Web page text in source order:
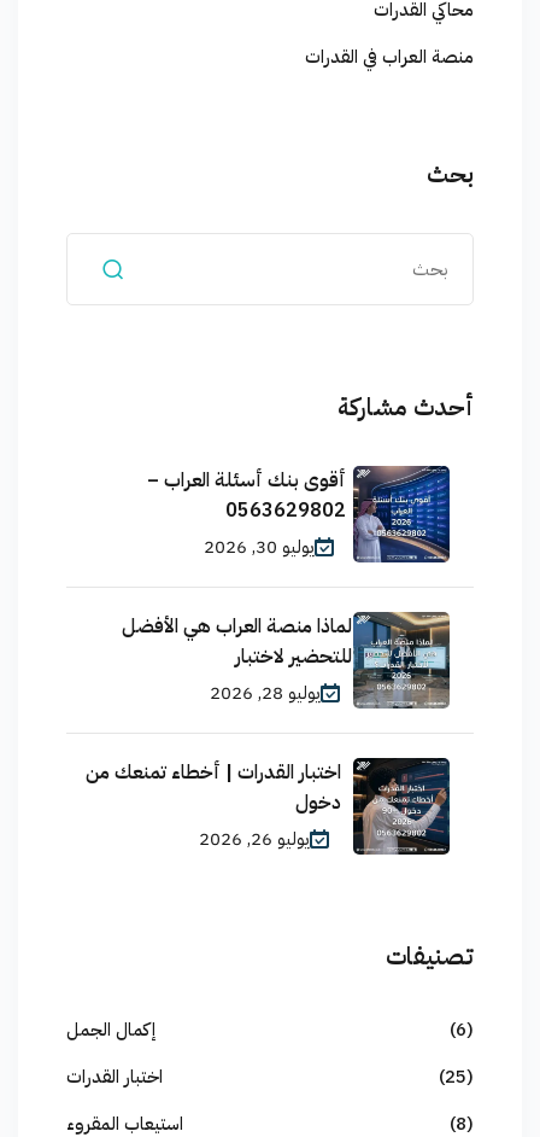
محاكي القدرات
منصة العراب في القدرات
بحث
أحدث مشاركة
أقوى بنك أسئلة العراب –
0563629802
يوليو 30, 2026
لماذا منصة العراب هي الأفضل
للتحضير لاختبار
يوليو 28, 2026
اختبار القدرات | أخطاء تمنعك من
دخول
يوليو 26, 2026
تصنيفات
إكمال الجمل
(6)
اختبار القدرات
(25)
استيعاب المقروء
(8)